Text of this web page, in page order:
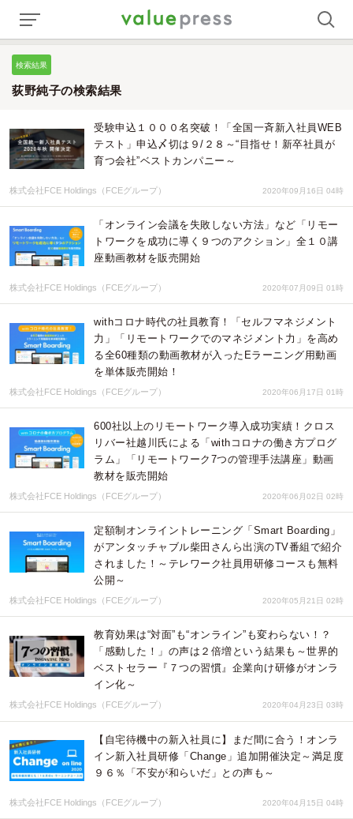
検索結果
荻野純子の検索結果
受験申込１０００名突破！「全国一斉新入社員WEB
テスト」申込〆切は９/２８～“目指せ！新卒社員が
育つ会社”ベストカンパニー～
株式会社FCE Holdings（FCEグループ） 2020年09月16日 04時
「オンライン会議を失敗しない方法」など「リモー
トワークを成功に導く９つのアクション」全１０講
座動画教材を販売開始
株式会社FCE Holdings（FCEグループ） 2020年07月09日 01時
withコロナ時代の社員教育！「セルフマネジメント
力」「リモートワークでのマネジメント力」を高め
る全60種類の動画教材が入ったEラーニング用動画
を単体販売開始！
株式会社FCE Holdings（FCEグループ） 2020年06月17日 01時
600社以上のリモートワーク導入成功実績！クロス
リバー社越川氏による「withコロナの働き方プログ
ラム」「リモートワーク7つの管理手法講座」動画
教材を販売開始
株式会社FCE Holdings（FCEグループ） 2020年06月02日 02時
定額制オンライントレーニング「Smart Boarding」
がアンタッチャブル柴田さんら出演のTV番組で紹介
されました！～テレワーク社員用研修コースも無料
公開～
株式会社FCE Holdings（FCEグループ） 2020年05月21日 02時
教育効果は“対面”も“オンライン”も変わらない！？
「感動した！」の声は２倍増という結果も～世界的
ベストセラー『７つの習慣』企業向け研修がオンラ
イン化～
株式会社FCE Holdings（FCEグループ） 2020年04月23日 03時
【自宅待機中の新入社員に】まだ間に合う！オンラ
イン新入社員研修「Change」追加開催決定～満足度
９６％「不安が和らいだ」との声も～
株式会社FCE Holdings（FCEグループ） 2020年04月15日 04時